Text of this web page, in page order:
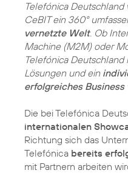
Telefónica
CeBIT ein 360°
vernetzte Welt. Ob
Machine (M2M) oder
Telefónica
Lösungen und ein
erfolgreiches Business
Die bei Telefónica
internationalen
Richtung sich das
Telefónica bereits
mit Partnern arbeiten